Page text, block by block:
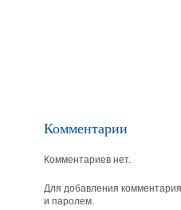
Комментарии
Комментариев нет.
Для добавления
и паролем.